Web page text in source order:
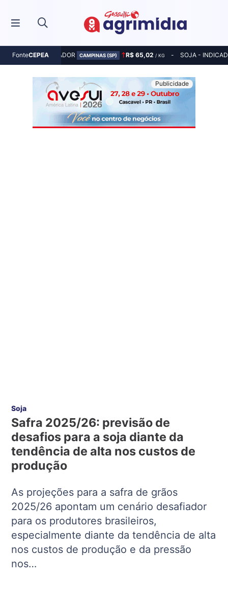
FonteCEPEA
MILHO - INDICADOR CAMPINAS (SP) R$ 65,02 / KG SOJA -
Soja
Safra 2025/26: previsão de
desafios para a soja diante da
tendência de alta nos custos de
produção
As projeções para a safra de grãos
2025/26 apontam um cenário desafiador
para os produtores brasileiros,
especialmente diante da tendência de alta
nos custos de produção e da pressão
nos…